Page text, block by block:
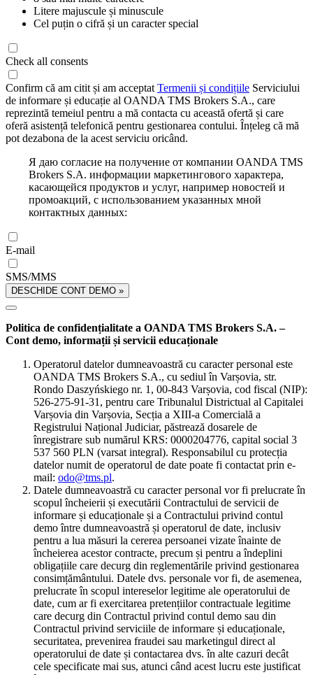
Litere majuscule și minuscule
Cel puțin o cifră și un caracter special
Check all consents
Confirm că am citit și am acceptat Termenii și condițiile Serviciului
de informare și educație al OANDA TMS Brokers S.A., care
reprezintă temeiul pentru a mă contacta cu această ofertă și care
oferă asistență telefonică pentru gestionarea contului. Înțeleg că mă
pot dezabona de la acest serviciu oricând.
Я даю согласие на получение от компании OANDA TMS
Brokers S.A. информации маркетингового характера,
касающейся продуктов и услуг, например новостей и
промоакций, с использованием указанных мной
контактных данных:
E-mail
SMS/MMS
DESCHIDE CONT DEMO »
Politica de confidențialitate a OANDA TMS Brokers S.A. –
Cont demo, informații și servicii educaționale
Operatorul datelor dumneavoastră cu caracter personal este
OANDA TMS Brokers S.A., cu sediul în Varșovia, str.
Rondo Daszyńskiego nr. 1, 00-843 Varșovia, cod fiscal (NIP):
526-275-91-31, pentru care Tribunalul Districtual al Capitalei
Varșovia din Varșovia, Secția a XIII-a Comercială a
Registrului Național Judiciar, păstrează dosarele de
înregistrare sub numărul KRS: 0000204776, capital social 3
537 560 PLN (varsat integral). Responsabilul cu protecția
datelor numit de operatorul de date poate fi contactat prin e-
mail: odo@tms.pl.
Datele dumneavoastră cu caracter personal vor fi prelucrate în
scopul încheierii și executării Contractului de servicii de
informare și educaționale și a Contractului privind contul
demo între dumneavoastră și operatorul de date, inclusiv
pentru a lua măsuri la cererea persoanei vizate înainte de
încheierea acestor contracte, precum și pentru a îndeplini
obligațiile care decurg din reglementările privind gestionarea
consimțământului. Datele dvs. personale vor fi, de asemenea,
prelucrate în scopul intereselor legitime ale operatorului de
date, cum ar fi exercitarea pretențiilor contractuale legitime
care decurg din Contractul privind contul demo sau din
Contractul privind serviciile de informare și educaționale,
securitatea, prevenirea fraudei sau marketingul direct al
operatorului de date și contactarea dvs. în alte cazuri decât
cele specificate mai sus, atunci când acest lucru este justificat